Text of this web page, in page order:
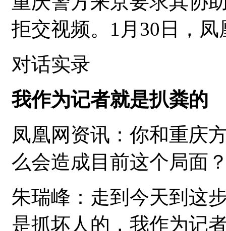
拒交视频。1月30日，
对话实录
我作为记者就是扒粪的
凤凰网资讯：你和重庆
么会造成目前这个局面
朱瑞峰：走到今天到这
是抓坏人的，我作为记